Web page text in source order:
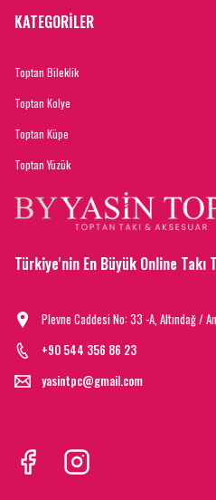
KATEGORİLER
Toptan Bileklik
Toptan Kolye
Toptan Küpe
Toptan Yüzük
Türkiye'nin En Büyük Online
Plevne Caddesi No: 33 -A, Altındağ /
+90 544 356 86 23
yasintpc@gmail.com